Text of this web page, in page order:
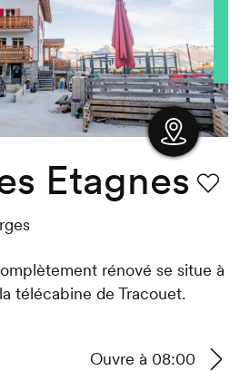
Afficher
Etagnes
rénové se situe à
télécabine de Tracouet.
Ouvre à 08:00